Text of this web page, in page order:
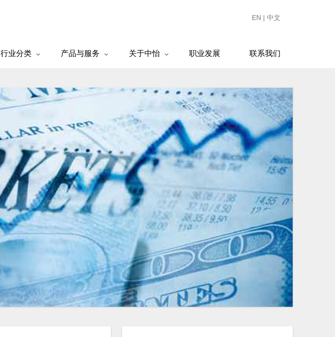
EN | 中文
行业分类 产品与服务 关于中怡 职业发展 联系我们